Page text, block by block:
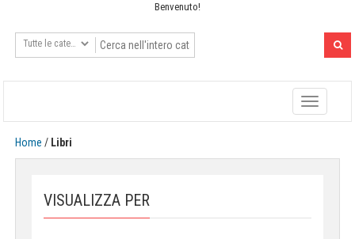
Benvenuto!
Toggle
navigation
Home / Libri
VISUALIZZA PER